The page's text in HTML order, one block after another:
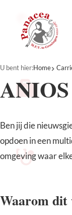
U bent hier:Home
Ben jij die
opdoen in een
omgeving waar
Waarom dit